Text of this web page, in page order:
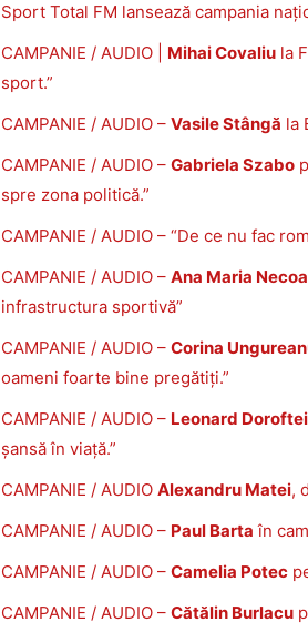
Sport Total FM lansează campania
CAMPANIE / AUDIO | Mihai Covaliu la
sport.”
CAMPANIE / AUDIO – Vasile Stângă la
CAMPANIE / AUDIO – Gabriela Szabo
spre zona politică.”
CAMPANIE / AUDIO – “De ce nu fac
CAMPANIE / AUDIO – Ana Maria
infrastructura sportivă”
CAMPANIE / AUDIO – Corina
oameni foarte bine pregătiți.”
CAMPANIE / AUDIO – Leonard Doroftei
șansă în viață.”
CAMPANIE / AUDIO Alexandru Matei,
CAMPANIE / AUDIO – Paul Barta în
CAMPANIE / AUDIO – Camelia Potec
CAMPANIE / AUDIO – Cătălin Burlacu